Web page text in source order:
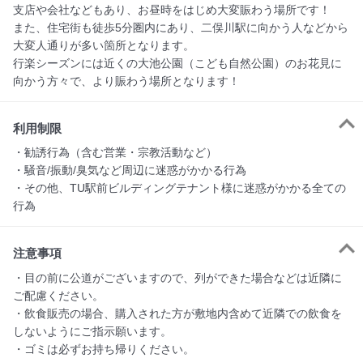
支店や会社などもあり、お昼時をはじめ大変賑わう場所です！
また、住宅街も徒歩5分圏内にあり、二俣川駅に向かう人などから
大変人通りが多い箇所となります。
行楽シーズンには近くの大池公園（こども自然公園）のお花見に
向かう方々で、より賑わう場所となります！
利用制限
・勧誘行為（含む営業・宗教活動など）
・騒音/振動/臭気など周辺に迷惑がかかる行為
・その他、TU駅前ビルディングテナント様に迷惑がかかる全ての
行為
注意事項
・目の前に公道がございますので、列ができた場合などは近隣に
ご配慮ください。
・飲食販売の場合、購入された方が敷地内含めて近隣での飲食を
しないようにご指示願います。
・ゴミは必ずお持ち帰りください。